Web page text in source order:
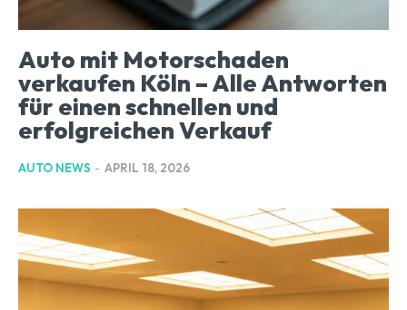
Auto mit Motorschaden
verkaufen Köln – Alle Antworten
für einen schnellen und
erfolgreichen Verkauf
AUTO NEWS - APRIL 18, 2026